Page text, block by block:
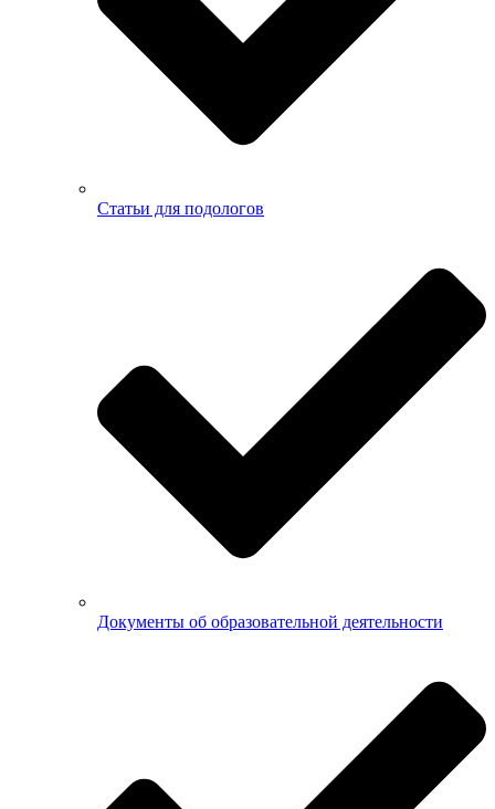
Статьи для подологов
Документы об образовательной деятельности